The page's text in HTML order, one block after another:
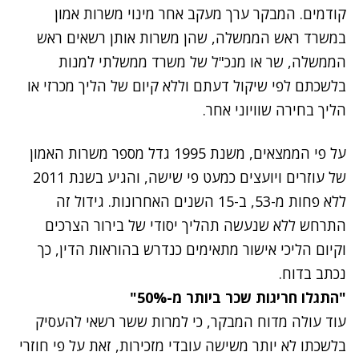
קודמים. המבקר ערך מעקב אחר מינוי משרות אמון
במשרד ראש הממשלה, שהן משרות אותן רשאים ראש
הממשלה, שר או מנכ"ל של משרד ממשלתי למנות
בלשכתם לפי שיקול דעתם וללא קיום של הליך מכרזי או
הליך בחירה שוויוני אחר.
על פי הממצאים, משנת 1995 גדל מספר משרות האמון
של עוזרים ויועצים כמעט פי שישה, והגיע בשנת 2011
ללא פחות מ-53, ב-15 השנים האחרונות. גידול זה
התרחש ללא שנעשה תהליך יסודי של בירור הצרכים
וקיום הליכי אישור מתאימים כנדרש בהוראות הדין, כך
נכתב בדוח.
"התגלו חריגות שכר ביותר מ-50%"
עוד עולה מדוח המבקר, כי למרות ששר רשאי להעסיק
בלשכתו לא יותר משישה עובדי מזכירות, זאת על פי חוזרי